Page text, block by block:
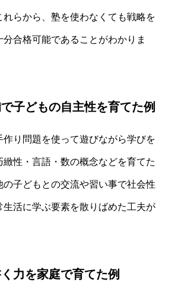
れらから、塾を使わなくても戦略を
合格可能であることがわかりま
子どもの自主性を育てた例
作り問題を使って遊びながら学びを
性・言語・数の概念などを育てた
子どもとの交流や習い事で社会性
生活に学ぶ要素を散りばめた工夫が
力を家庭で育てた例